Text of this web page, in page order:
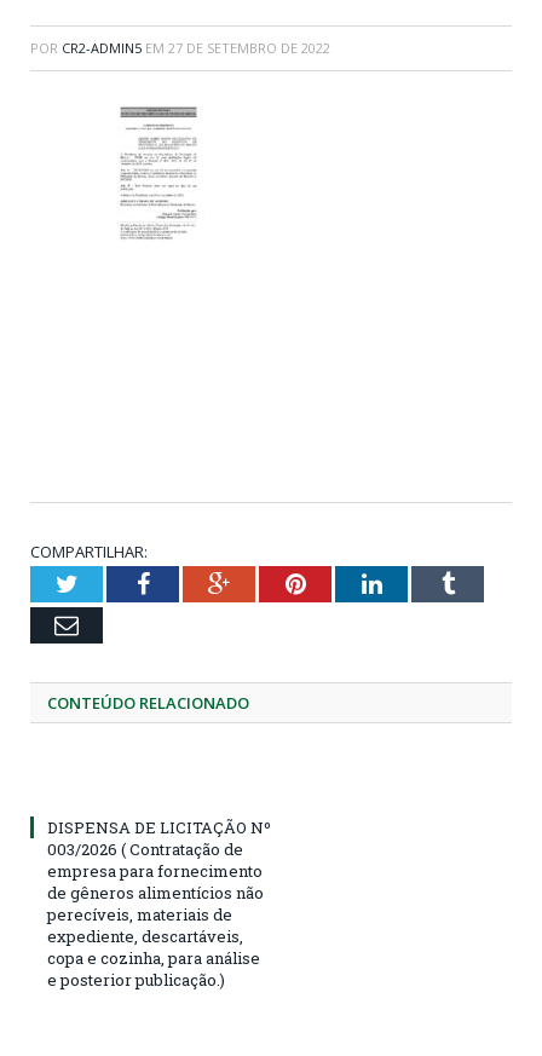
POR CR2-ADMIN5 EM 27 DE SETEMBRO DE 2022
COMPARTILHAR:
TwitterFacebookGoogle+PinterestLinkedInTumblr
Email
CONTEÚDO RELACIONADO
DISPENSA DE LICITAÇÃO Nº
003/2026 ( Contratação de
empresa para fornecimento
de gêneros alimentícios não
perecíveis, materiais de
expediente, descartáveis,
copa e cozinha, para análise
e posterior publicação.)